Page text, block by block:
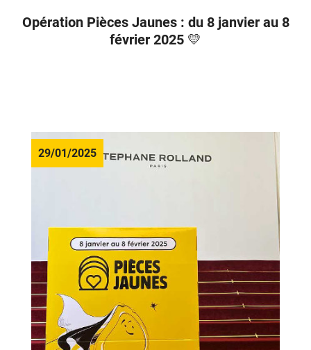
Legs
Opération Pièces Jaunes : du 8 janvier au 8
février 2025 💛
29/01/2025